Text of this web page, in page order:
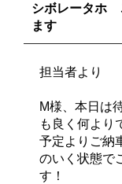
シボレータホ
ます
担当者より
M様、本日は
も良く何より
予定よりご納
のいく状態で
す！